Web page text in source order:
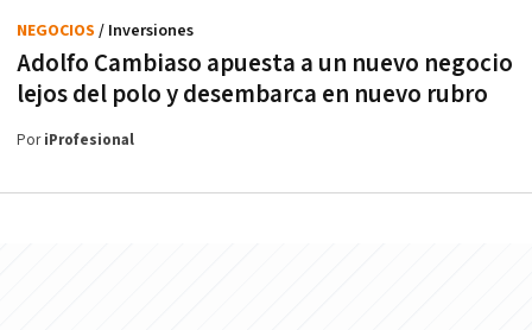
Adolfo Cambiaso apuesta a un nuevo negocio
lejos del polo y desembarca en nuevo rubro
NEGOCIOS / Inversiones
PoriProfesional